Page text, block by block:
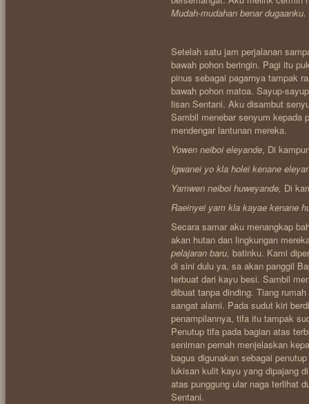
Mudah-mudahan benar dugaanku.
Setelah satu jam perjalanan
bawah pohon beringin. Pagi itu
pinus sebagai pagarnya tampak
bawah pohon matoa. Sayup-
lisan Sentani. Aku disambut
Sambil menebar senyum kepada
mendengar lantunan mereka.
Yowen neiboi eleyande, Di
Igwanei yo kla holei kenane
Yamwen neiboi huweyande, Di
Raeinyei yam kla kayae kenane
Secara samar aku menangkap
akan hutan dan lingkungan
pelajaran baru, batinku. Kami
di sini dulu ya, sa akan panggil
terbuat dari kayu besi. Sambil
dibuat tanpa dinding. Tiang
sangat alami. Pada sudut kiri
penampilannya, tifa itu tampak
Penutup tifa pada bagian atas
seniman pernah menjelaskan
bagus digunakan sebagai
lukisan kulit kayu yang dipajang
atas punggung ular naga terlihat
Sentani.